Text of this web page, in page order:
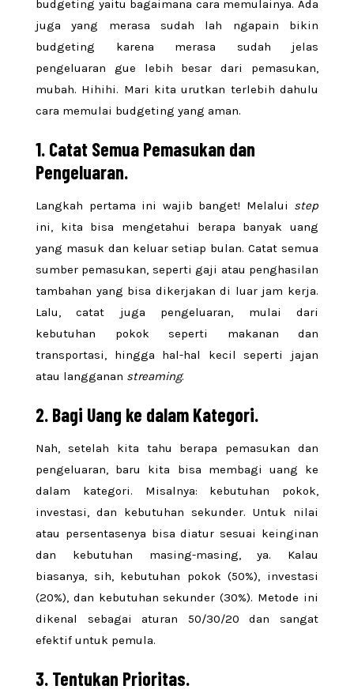
budgeting yaitu bagaimana cara memulainya. Ada
juga yang merasa sudah lah ngapain bikin
budgeting karena merasa sudah jelas
pengeluaran gue lebih besar dari pemasukan,
mubah. Hihihi. Mari kita urutkan terlebih dahulu
cara memulai budgeting yang aman.
1. Catat Semua Pemasukan dan
Pengeluaran.
Langkah pertama ini wajib banget! Melalui step
ini, kita bisa mengetahui berapa banyak uang
yang masuk dan keluar setiap bulan. Catat semua
sumber pemasukan, seperti gaji atau penghasilan
tambahan yang bisa dikerjakan di luar jam kerja.
Lalu, catat juga pengeluaran, mulai dari
kebutuhan pokok seperti makanan dan
transportasi, hingga hal-hal kecil seperti jajan
atau langganan streaming.
2. Bagi Uang ke dalam Kategori.
Nah, setelah kita tahu berapa pemasukan dan
pengeluaran, baru kita bisa membagi uang ke
dalam kategori. Misalnya: kebutuhan pokok,
investasi, dan kebutuhan sekunder. Untuk nilai
atau persentasenya bisa diatur sesuai keinginan
dan kebutuhan masing-masing, ya. Kalau
biasanya, sih, kebutuhan pokok (50%), investasi
(20%), dan kebutuhan sekunder (30%). Metode ini
dikenal sebagai aturan 50/30/20 dan sangat
efektif untuk pemula.
3. Tentukan Prioritas.